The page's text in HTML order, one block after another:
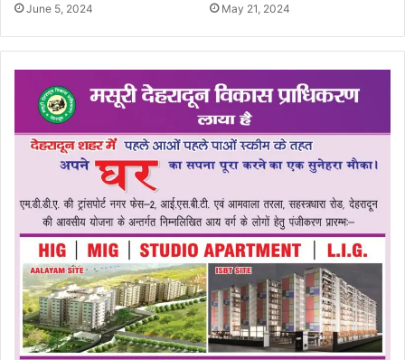
June 5, 2024 May 21, 2024